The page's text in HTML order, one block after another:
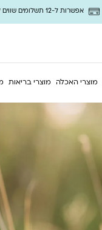
אפשרות ל-12 תשלומים שווים ללא ריבית
מוצרי האכלה מוצרי בריאות